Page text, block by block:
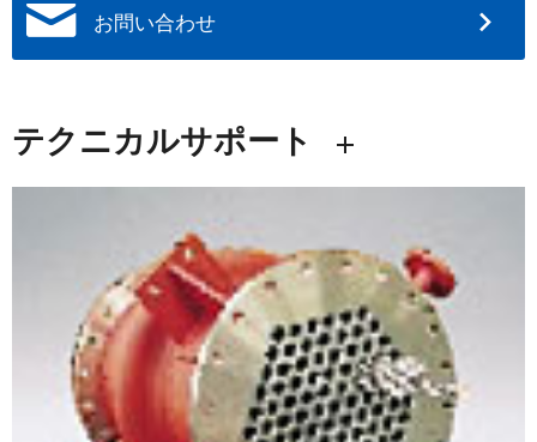
お問い合わせ
テクニカルサポート